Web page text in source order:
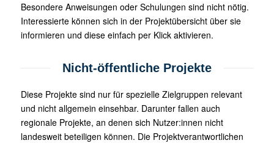
Besondere Anweisungen oder Schulungen sind nicht nötig.
Interessierte können sich in der Projektübersicht über sie
informieren und diese einfach per Klick aktivieren.
Nicht-öffentliche Projekte
Diese Projekte sind nur für spezielle Zielgruppen relevant
und nicht allgemein einsehbar. Darunter fallen auch
regionale Projekte, an denen sich Nutzer:innen nicht
landesweit beteiligen können. Die Projektverantwortlichen